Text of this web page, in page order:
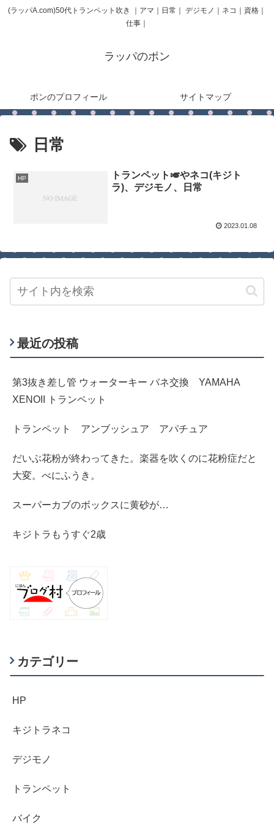
(ラッパA.com)50代トランペット吹き ｜アマ｜日常｜ デジモノ｜ネコ｜資格｜
仕事｜
ラッパのポン
ポンのプロフィール サイトマップ
日常
HP
トランペット🎺やネコ(キジト
ラ)、デジモノ、日常
2023.01.08
最近の投稿
第3抜き差し管 ウォーターキー バネ交換 YAMAHA
XENOII トランペット
トランペット アンブッシュア アパチュア
だいぶ花粉が終わってきた。楽器を吹くのに花粉症だと
大変。べにふうき。
スーパーカブのボックスに黄砂が…
キジトラもうすぐ2歳
カテゴリー
HP
キジトラネコ
デジモノ
トランペット
バイク